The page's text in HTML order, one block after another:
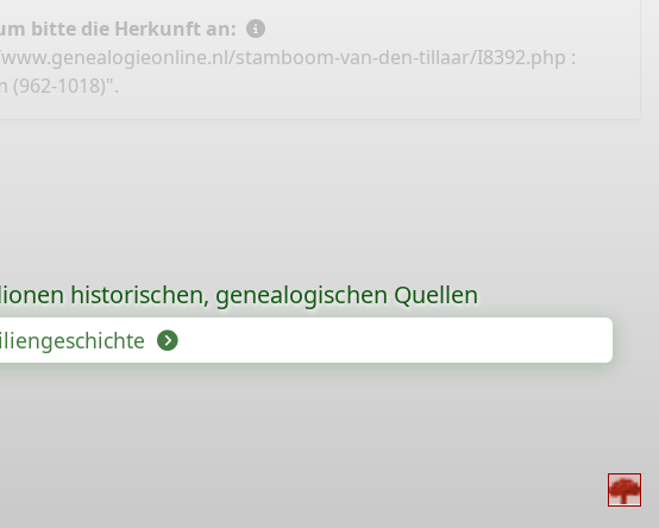
bitte die Herkunft an:
stamboom-van-den-tillaar/I8392.php :
(962-1018)".
historischen, genealogischen Quellen